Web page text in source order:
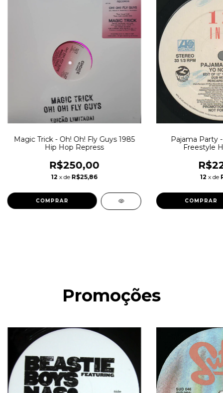
Magic Trick - Oh! Oh! Fly Guys 1985
Hip Hop Repress
R$250,00
12 x de R$25,86
Pajama Party
Freestyle
12 x de
Promoções